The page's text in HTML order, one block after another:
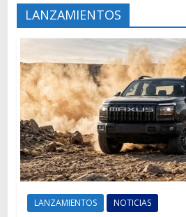
LANZAMIENTOS
LANZAMIENTOS NOTICIAS